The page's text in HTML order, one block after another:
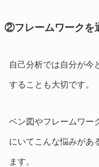
②フレームワークを
自己分析では自分が今
することも大切です。
ベン図やフレームワー
にいてこんな悩みがあ
ます。